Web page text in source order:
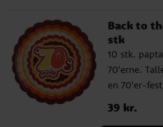
Back to
stk
10 stk.
70'erne.
en 70'er-
cm i
Pris:39 kr.
39 kr.